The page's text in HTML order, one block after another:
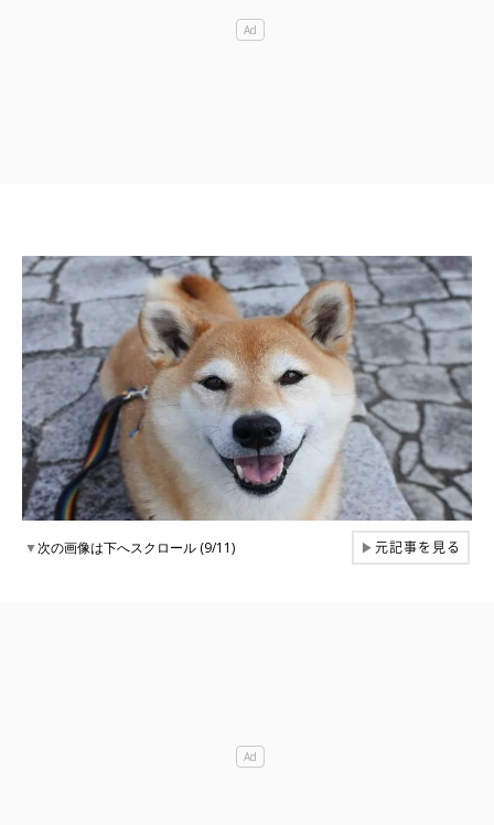
▼次の画像は下へスクロール (9/11) ▶元記事を見る